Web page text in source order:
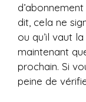
dit, cela ne
ou qu’il vaut
maintenant
prochain. Si
peine de